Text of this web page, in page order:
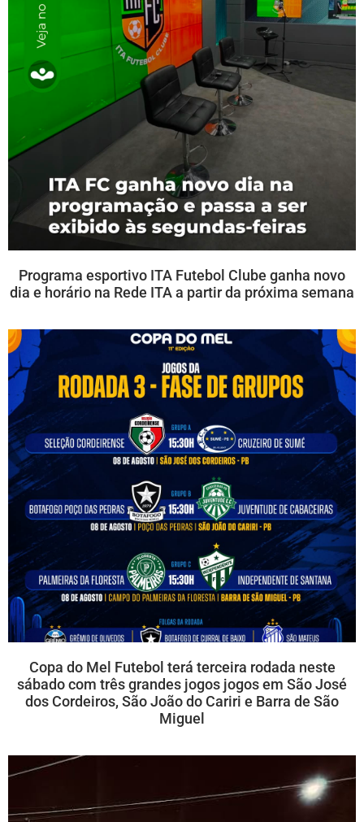
Programa esportivo ITA Futebol Clube ganha novo
dia e horário na Rede ITA a partir da próxima semana
Copa do Mel Futebol terá terceira rodada neste
sábado com três grandes jogos jogos em São José
dos Cordeiros, São João do Cariri e Barra de São
Miguel